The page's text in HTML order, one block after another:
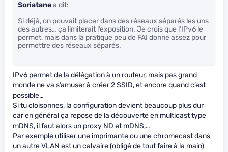
Soriatanea dit:
Si déjà, on pouvait placer dans des réseaux séparés les uns
des autres… ça limiterait l’exposition. Je crois que l’IPv6 le
permet, mais dans la pratique peu de FAI donne assez pour
permettre des réseaux séparés.
IPv6 permet de la délégation à un routeur, mais pas grand
monde ne va s’amuser à créer 2 SSID, et encore quand c’est
possible…
Si tu cloisonnes, la configuration devient beaucoup plus dur
car en général ça repose de la découverte en multicast type
mDNS, il faut alors un proxy ND et mDNS,…
Par exemple utiliser une imprimante ou une chromecast dans
un autre VLAN est un calvaire (obligé de tout faire à la main)